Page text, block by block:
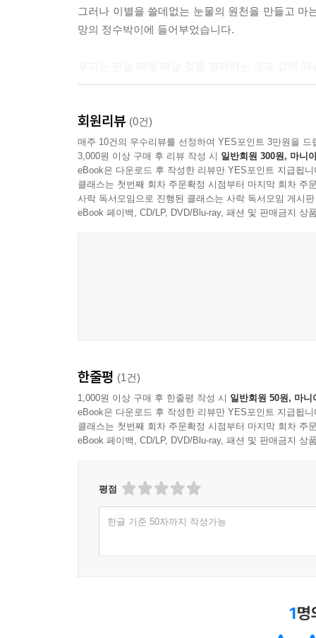
그러나 이별을 쓸데없는 눈물의 원천을 만들고
망의 정수박이에 들어부었습니다.
제 곡조를 못이기는 사랑의 노래는 님의 침묵을 휩
--- p.8 「님의 침묵」중에서
회원리뷰 (0건)
매주 10건의 우수리뷰를 선정하여 YES포인트 3만원을 드
3,000원 이상 구매 후 리뷰 작성 시 일반회원 300원, 마니
eBook은 다운로드 후 작성한 리뷰만 YES포인트 지급됩니
클래스는 첫번째 회차 주문확정 시점부터 마지막 회차 주
사락 독서모임으로 진행된 클래스는 사락 독서모임 게시
eBook 페이백, CD/LP, DVD/Blu-ray, 패션 및 판매금지 상
한줄평 (1건)
1,000원 이상 구매 후 한줄평 작성 시 일반회원 50원, 마니
eBook은 다운로드 후 작성한 리뷰만 YES포인트 지급됩니
클래스는 첫번째 회차 주문확정 시점부터 마지막 회차 주
eBook 페이백, CD/LP, DVD/Blu-ray, 패션 및 판매금지 상
평점
한글 기준 50자까지 작성가능
1명